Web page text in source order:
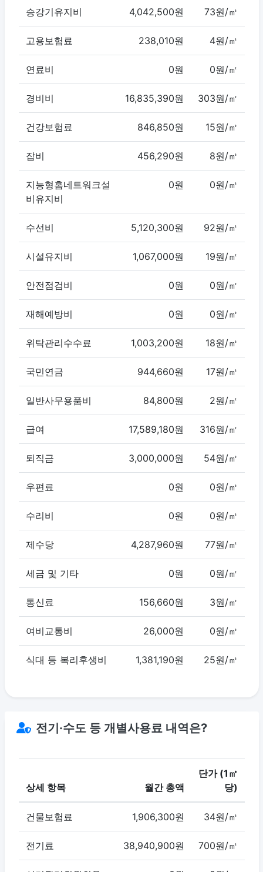
승강기유지비 4,042,500원 73원/㎡
고용보험료 238,010원 4원/㎡
연료비 0원 0원/㎡
경비비 16,835,390원 303원/㎡
건강보험료 846,850원 15원/㎡
잡비 456,290원 8원/㎡
지능형홈네트워크설
비유지비
0원 0원/㎡
수선비 5,120,300원 92원/㎡
시설유지비 1,067,000원 19원/㎡
안전점검비 0원 0원/㎡
재해예방비 0원 0원/㎡
위탁관리수수료 1,003,200원 18원/㎡
국민연금 944,660원 17원/㎡
일반사무용품비 84,800원 2원/㎡
급여 17,589,180원 316원/㎡
퇴직금 3,000,000원 54원/㎡
우편료 0원 0원/㎡
수리비 0원 0원/㎡
제수당 4,287,960원 77원/㎡
세금 및 기타 0원 0원/㎡
통신료 156,660원 3원/㎡
여비교통비 26,000원 0원/㎡
식대 등 복리후생비 1,381,190원 25원/㎡
전기·수도 등 개별사용료 내역은?
상세 항목 월간 총액
단가 (1㎡
당)
건물보험료 1,906,300원 34원/㎡
전기료 38,940,900원 700원/㎡